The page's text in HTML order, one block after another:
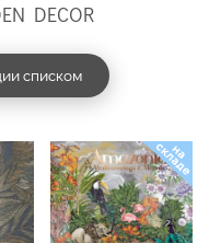
DECOR
списком